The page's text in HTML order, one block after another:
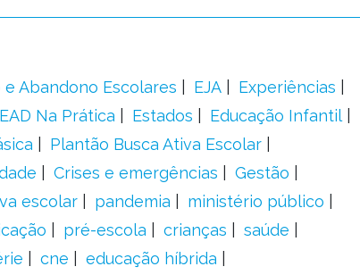
e Abandono Escolares EJA
Experiências
Na Prática Estados
Educação Infantil
Plantão Busca Ativa Escolar
Crises e emergências
Gestão
escolar pandemia
ministério público
pré-escola crianças
saúde
cne
educação híbrida